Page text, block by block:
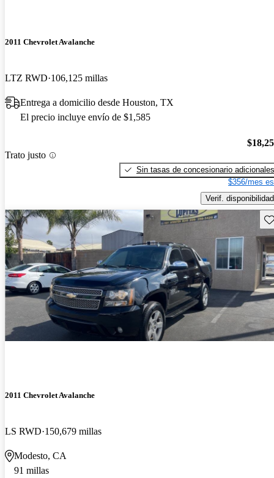
2011 Chevrolet Avalanche
LTZ RWD 106,125 millas
Entrega a domicilio desde Houston, TX
El precio incluye envío de $1,585
Trato justo
Sin tasas de concesionario adicionales
$356/mes
Verif. disponibilidad
2011 Chevrolet Avalanche
LS RWD 150,679 millas
Modesto, CA
91 millas